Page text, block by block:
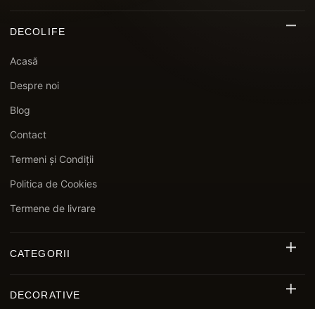
DECOLIFE
Acasă
Despre noi
Blog
Contact
Termeni și Condiții
Politica de Cookies
Termene de livrare
CATEGORII
DECORATIVE